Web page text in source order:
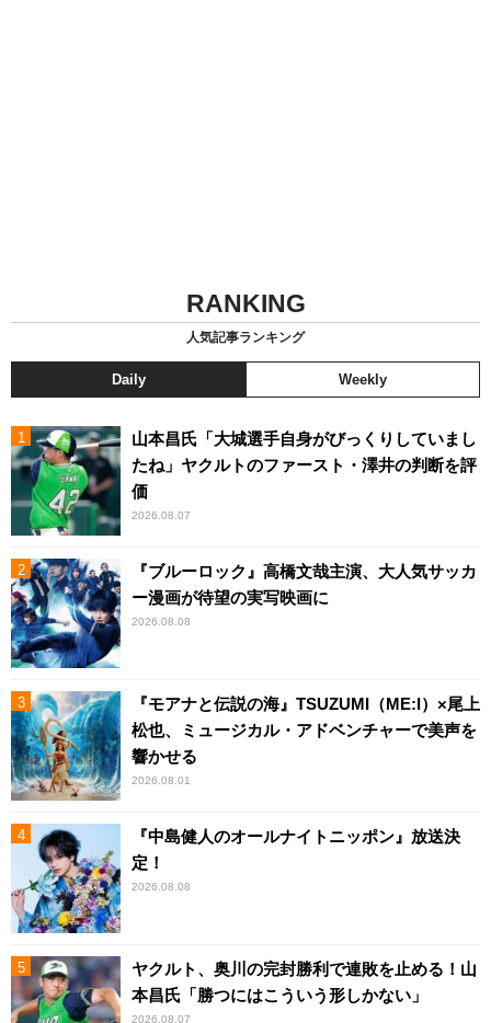
RANKING
人気記事ランキング
Daily Weekly
山本昌氏「大城選手自身がびっくりしていまし
たね」ヤクルトのファースト・澤井の判断を評
価
2026.08.07
『ブルーロック』高橋文哉主演、大人気サッカ
ー漫画が待望の実写映画に
2026.08.08
『モアナと伝説の海』TSUZUMI（ME:I）×尾上
松也、ミュージカル・アドベンチャーで美声を
響かせる
2026.08.01
『中島健人のオールナイトニッポン』放送決
定！
2026.08.08
ヤクルト、奥川の完封勝利で連敗を止める！山
本昌氏「勝つにはこういう形しかない」
2026.08.07